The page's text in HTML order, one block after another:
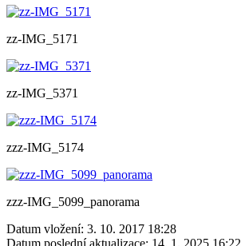
zz-IMG_5171
zz-IMG_5371
zzz-IMG_5174
zzz-IMG_5099_panorama
Datum vložení: 3. 10. 2017 18:28
Datum poslední aktualizace: 14. 1. 2025 16:22